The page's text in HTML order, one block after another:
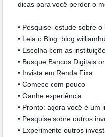
dicas para você perder o
• Pesquise, estude sobre o
• Leia o Blog:
• Escolha bem as
• Busque Bancos Digitais
• Invista em Renda Fixa
• Comece com pouco
• Ganhe experiência
• Pronto: agora você é um
• Pesquise sobre outros
• Experimente outros